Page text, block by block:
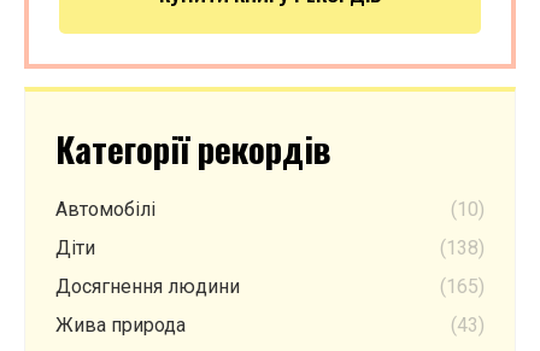
Категорії рекордів
Автомобілі
(10)
Діти
(138)
Досягнення людини
(165)
Жива природа
(43)